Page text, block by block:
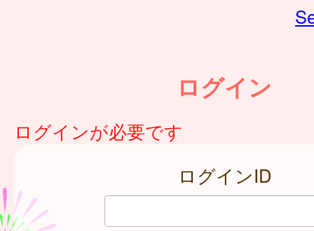
ログイン
ログインが必要です
ログインID